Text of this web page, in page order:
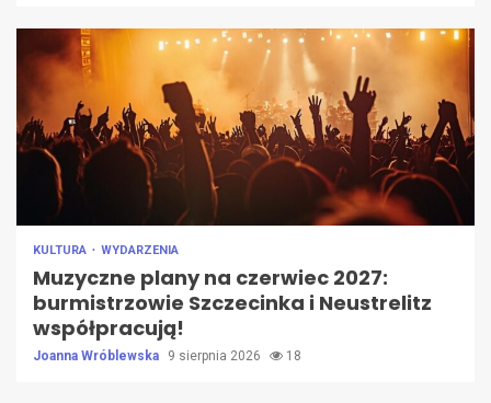
KULTURA WYDARZENIA
Muzyczne plany na czerwiec 2027:
burmistrzowie Szczecinka i Neustrelitz
współpracują!
Joanna Wróblewska 9 sierpnia 2026 18